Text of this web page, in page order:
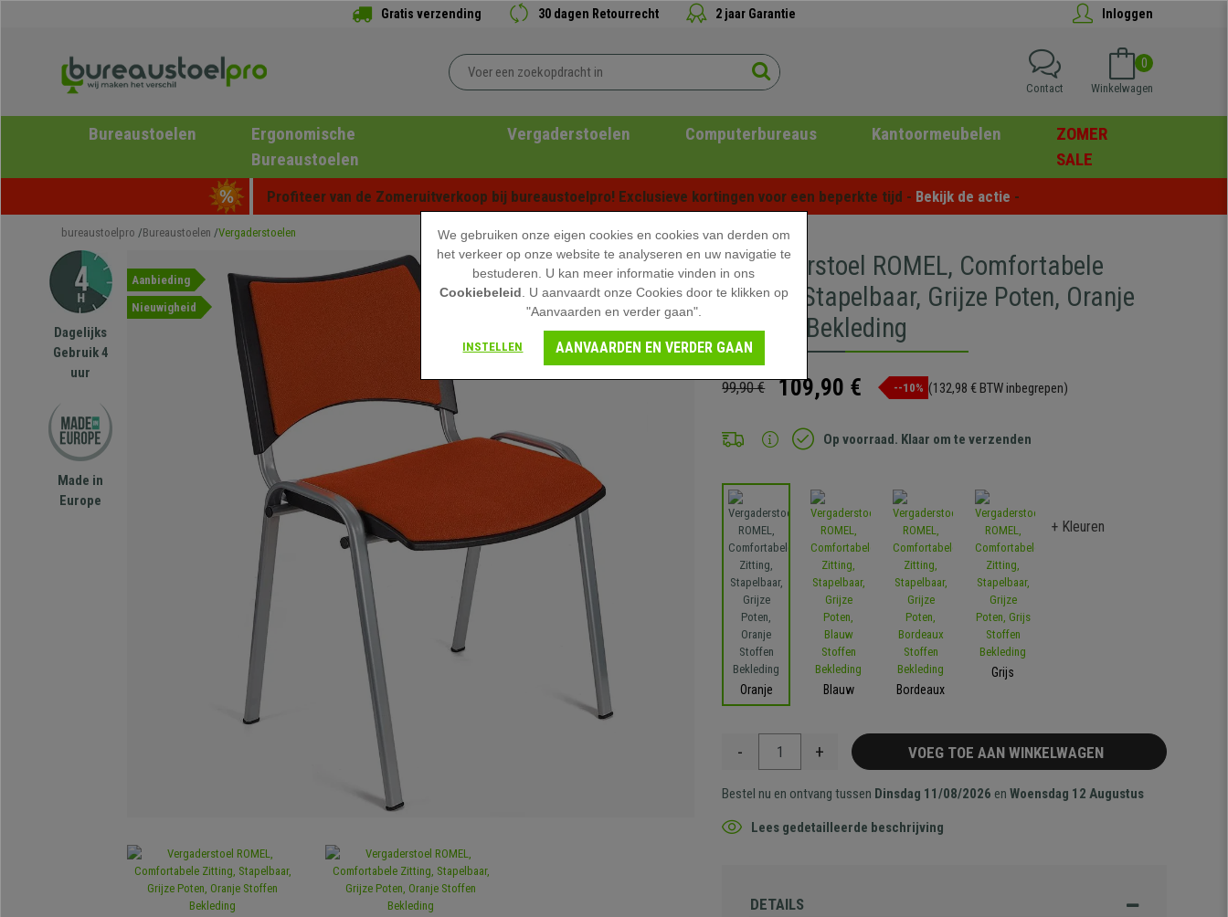
Gratis verzending 30 dagen Retourrecht 2 jaar Garantie Inloggen
0
Winkelwagen
Contact
Bureaustoelen
Ergonomische
Bureaustoelen
Vergaderstoelen Computerbureaus Kantoormeubelen
ZOMER
SALE
Profiteer van de Zomeruitverkoop bij bureaustoelpro! Exclusieve kortingen voor een beperkte tijd - Bekijk de actie -
bureaustoelpro Bureaustoelen Vergaderstoelen
Dagelijks
Gebruik 4
uur
Made in
Europe
Aanbieding
Nieuwigheid
Vergaderstoel ROMEL, Comfortabele
Zitting, Stapelbaar, Grijze Poten, Oranje
Stoffen Bekleding
99,90 € 109,90 € --10% (132,98 € BTW inbegrepen)
Op voorraad. Klaar om te verzenden
Oranje Blauw Bordeaux
Grijs
+ Kleuren
- + VOEG TOE AAN WINKELWAGEN
Bestel nu en ontvang tussen Dinsdag 11/08/2026 enWoensdag 12 Augustus
Lees gedetailleerde beschrijving
DETAILS
We gebruiken onze eigen cookies en cookies van derden om
het verkeer op onze website te analyseren en uw navigatie te
bestuderen. U kan meer informatie vinden in ons
Cookiebeleid . U aanvaardt onze Cookies door te klikken op
"Aanvaarden en verder gaan".
INSTELLEN AANVAARDEN EN VERDER GAAN